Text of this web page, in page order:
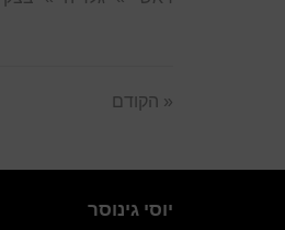
« הקודם
יוסי גינוסר